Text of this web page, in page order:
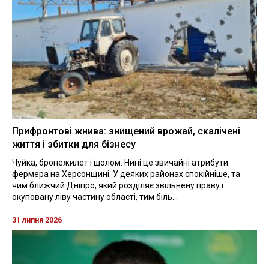
Прифронтові жнива: знищений врожай, скалічені
життя і збитки для бізнесу
Чуйка, бронежилет і шолом. Нині це звичайні атрибути
фермера на Херсонщині. У деяких районах спокійніше, та
чим ближчий Дніпро, який розділяє звільнену праву і
окуповану ліву частину області, тим біль...
31 липня 2026